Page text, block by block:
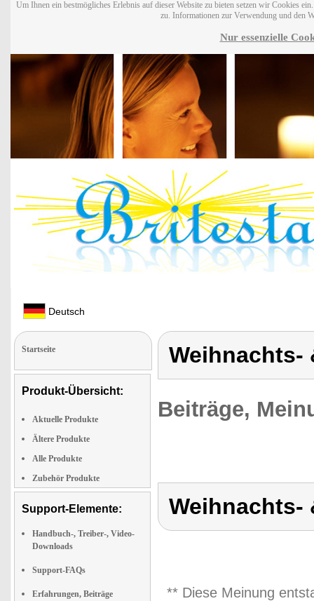
Um Ihnen ein bestmögliches Erlebnis auf dieser Website zu bieten setzen wir Cookies
zu. Informationen zur Verwendung und den
Nur essenzielle
Deutsch
Startseite
Produkt-Übersicht:
Aktuelle Produkte
Ältere Produkte
Alle Produkte
Zubehör Produkte
Support-Elemente:
Handbuch-, Treiber-, Video-
Downloads
Support-FAQs
Erfahrungen, Beiträge
Weihnachts-
Beiträge,
Weihnachts-
** Diese Meinung